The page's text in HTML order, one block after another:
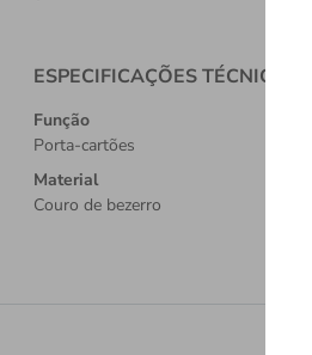
ESPECIFICAÇÕES TÉCNICAS
Função
Porta-cartões
Material
Couro de bezerro